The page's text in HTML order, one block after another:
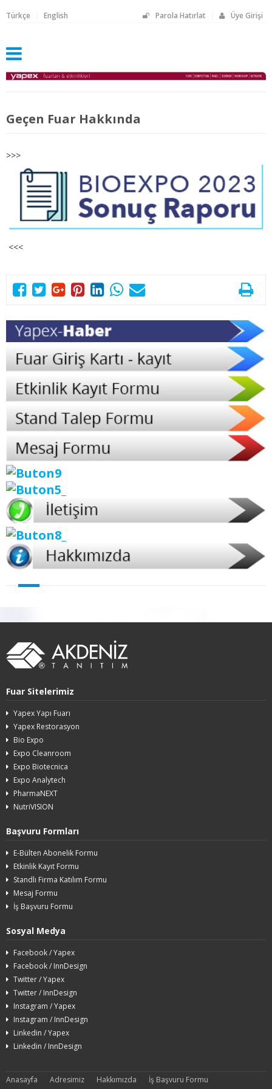
Parola Hatırlat Üye Girişi
Türkçe English
Geçen Fuar Hakkında
>>>
<<<
Fuar Sitelerimiz
Yapex Yapı Fuarı
Yapex Restorasyon
Bio Expo
Expo Cleanroom
Expo Biotecnica
Expo Analytech
PharmaNEXT
NutriVISION
Başvuru Formları
E-Bülten Abonelik Formu
Etkinlik Kayıt Formu
Standlı Firma Katılım Formu
Mesaj Formu
İş Başvuru Formu
Sosyal Medya
Facebook / Yapex
Facebook / InnDesign
Twitter / Yapex
Twitter / InnDesign
Instagram / Yapex
Instagram / InnDesign
Linkedin / Yapex
Linkedin / InnDesign
Anasayfa Adresimiz Hakkımızda İş Başvuru Formu